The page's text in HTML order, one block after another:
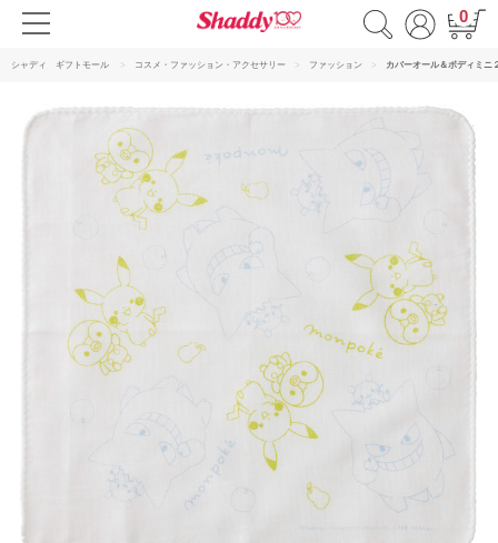
0
シャディ ギフトモール コスメ・ファッション・アクセサリー ファッション カバーオール＆ボディミニ